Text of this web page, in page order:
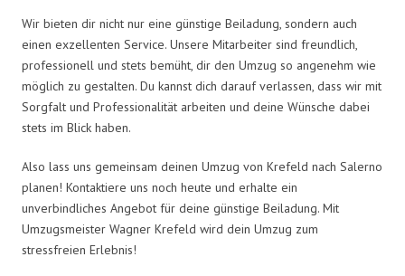
Wir bieten dir nicht nur eine günstige Beiladung, sondern auch
einen exzellenten Service. Unsere Mitarbeiter sind freundlich,
professionell und stets bemüht, dir den Umzug so angenehm wie
möglich zu gestalten. Du kannst dich darauf verlassen, dass wir mit
Sorgfalt und Professionalität arbeiten und deine Wünsche dabei
stets im Blick haben.
Also lass uns gemeinsam deinen Umzug von Krefeld nach Salerno
planen! Kontaktiere uns noch heute und erhalte ein
unverbindliches Angebot für deine günstige Beiladung. Mit
Umzugsmeister Wagner Krefeld wird dein Umzug zum
stressfreien Erlebnis!